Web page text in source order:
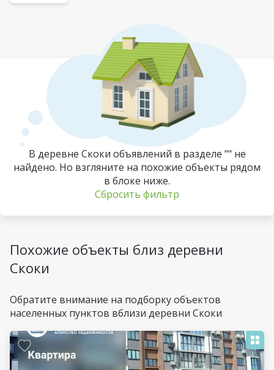
В деревне Скоки объявлений в разделе "" не
найдено. Но взгляните на похожие объекты рядом
в блоке ниже.
Сбросить фильтр
Похожие объекты близ деревни
Скоки
Обратите внимание на подборку объектов
населенных пунктов вблизи деревни Скоки